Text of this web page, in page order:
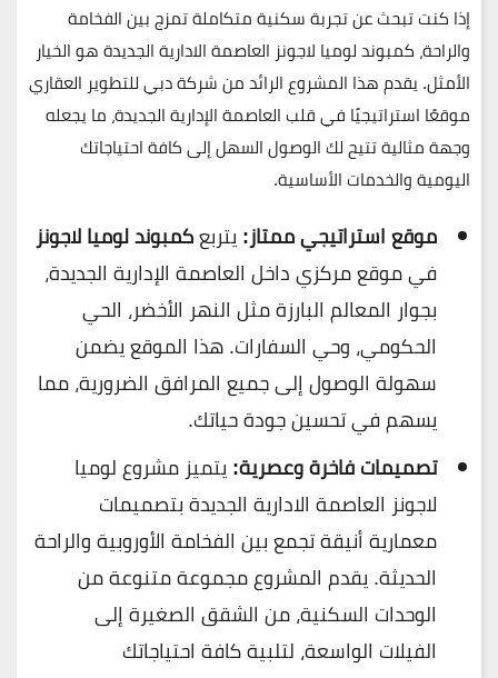
إذا كنت تبحث عن تجربة سكنية متكاملة تمزج بين الفخامة
والراحة، كمبوند لوميا لاجونز العاصمة الادارية الجديدةهو الخيار
الأمثل. يقدم هذا المشروع الرائد من شركةدبي للتطوير العقاري
موقعًا استراتيجيًا في قلب العاصمة الإدارية الجديدة، ما يجعله
وجهة مثالية تتيح لك الوصول السهل إلى كافة احتياجاتك
اليومية والخدمات الأساسية.
موقع استراتيجي ممتاز: يتربعكمبوند لوميا لاجونز
في موقع مركزي داخل العاصمة الإدارية الجديدة،
بجوار المعالم البارزة مثل النهر الأخضر، الحي
الحكومي، وحي السفارات. هذا الموقع يضمن
سهولة الوصول إلى جميع المرافق الضرورية، مما
يسهم في تحسين جودة حياتك.
تصميمات فاخرة وعصرية: يتميز مشروع لوميا
لاجونز العاصمة الادارية الجديدة بتصميمات
معمارية أنيقة تجمع بين الفخامة الأوروبية والراحة
الحديثة. يقدم المشروع مجموعة متنوعة من
الوحدات السكنية، من الشقق الصغيرة إلى
الفيلات الواسعة، لتلبية كافة احتياجاتك